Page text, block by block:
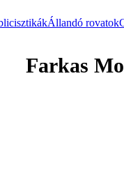
Állandó rovatok
Farkas